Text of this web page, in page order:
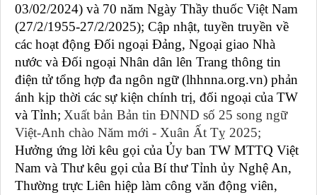
03/02/2024) và 70 năm Ngày Thầy thuốc Việt Nam
(27/2/1955-27/2/2025); Cập nhật, tuyền truyền về
các hoạt động Đối ngoại Đảng, Ngoại giao Nhà
nước và Đối ngoại Nhân dân lên Trang thông tin
điện tử tổng hợp đa ngôn ngữ (lhhnna.org.vn) phản
ánh kịp thời các sự kiện chính trị, đối ngoại của TW
và Tỉnh; Xuất bản Bản tin ĐNND số 25 song ngữ
Việt-Anh chào Năm mới - Xuân Ất Tỵ 2025;
Hưởng ứng lời kêu gọi của Ủy ban TW MTTQ Việt
Nam và Thư kêu gọi của Bí thư Tỉnh ủy Nghệ An,
Thường trực Liên hiệp làm công văn động viên,